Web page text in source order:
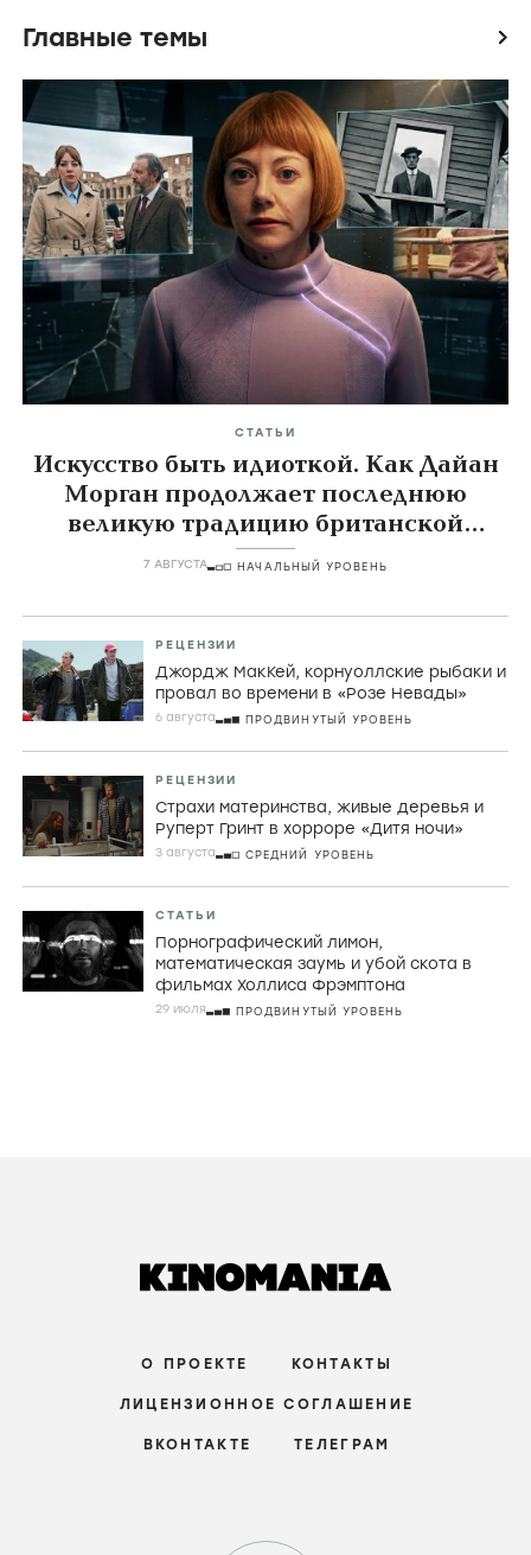
Главные темы icon
СТАТЬИ
Искусство быть идиоткой. Как Дайан
Морган продолжает последнюю
великую традицию британской
комедии
7 АВГУСТА НАЧАЛЬНЫЙ УРОВЕНЬ
РЕЦЕНЗИИ
Джордж МакКей, корнуоллские рыбаки и
провал во времени в «Розе Невады»
6 августа ПРОДВИНУТЫЙ УРОВЕНЬ
РЕЦЕНЗИИ
Страхи материнства, живые деревья и
Руперт Гринт в хорроре «Дитя ночи»
3 августа СРЕДНИЙ УРОВЕНЬ
СТАТЬИ
Порнографический лимон,
математическая заумь и убой скота в
фильмах Холлиса Фрэмптона
29 июля ПРОДВИНУТЫЙ УРОВЕНЬ
О ПРОЕКТЕ КОНТАКТЫ
ЛИЦЕНЗИОННОЕ СОГЛАШЕНИЕ
ВКОНТАКТЕ ТЕЛЕГРАМ